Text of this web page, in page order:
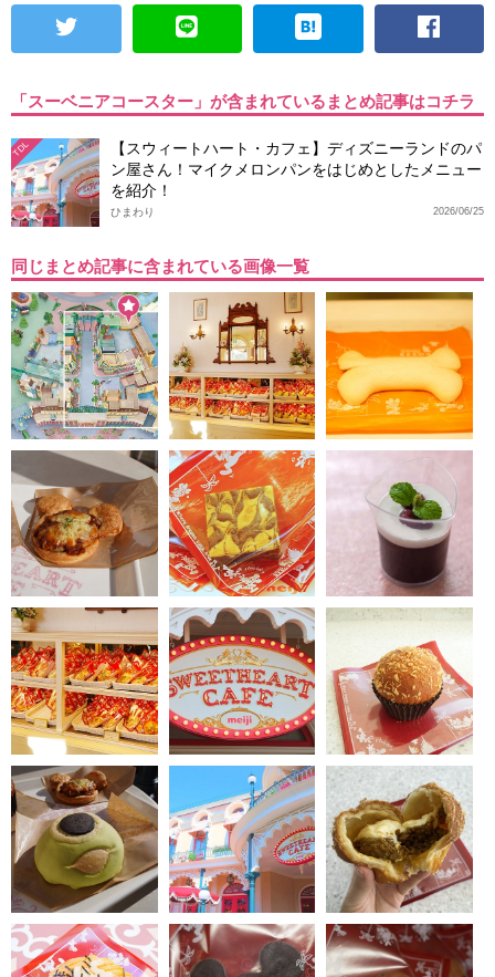
「スーベニアコースター」が含まれているまとめ記事はコチラ
TDL
【スウィートハート・カフェ】ディズニーランドのパ
ン屋さん！マイクメロンパンをはじめとしたメニュー
を紹介！
2026/06/25
ひまわり
同じまとめ記事に含まれている画像一覧